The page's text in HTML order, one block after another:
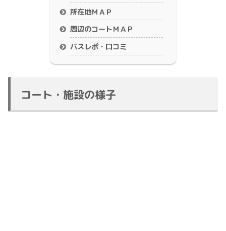
所在地ＭＡＰ
周辺のコートＭＡＰ
バスレポ・口コミ
コート・施設の様子